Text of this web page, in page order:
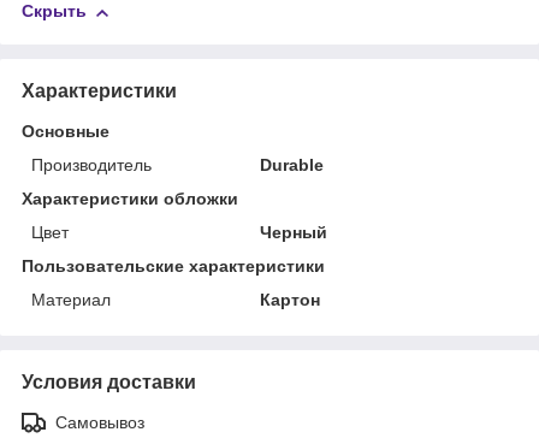
Скрыть
Характеристики
Основные
Производитель
Durable
Характеристики обложки
Цвет
Черный
Пользовательские характеристики
Материал
Картон
Условия доставки
Самовывоз